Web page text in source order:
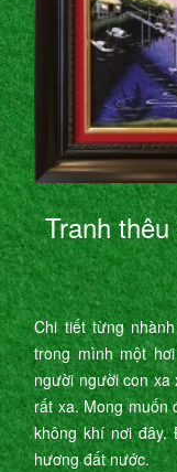
Tranh
Chi tiết từng
trong mình một
người người con xa
rất xa. Mong muốn
không khí nơi
hương đất nước.